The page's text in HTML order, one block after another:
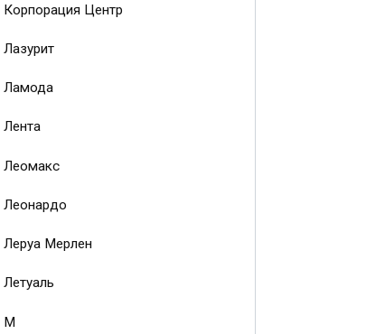
Корпорация Центр
Лазурит
Ламода
Лента
Леомакс
Леонардо
Леруа Мерлен
Летуаль
М